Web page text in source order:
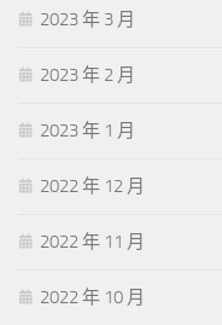
2023 年 3 月
2023 年 2 月
2023 年 1 月
2022 年 12 月
2022 年 11 月
2022 年 10 月